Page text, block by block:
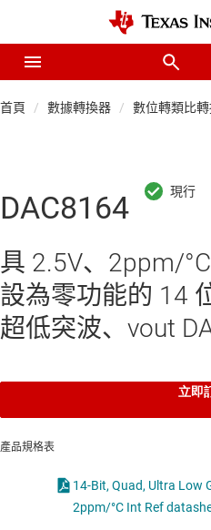
首頁 數據轉換器 數位轉類比轉
DAC8164
具 2.5V、2ppm/
設為零功能的 14
超低突波、vout
立即
產品規格表
14-Bit, Quad, Ultra Low
2ppm/°C Int Ref